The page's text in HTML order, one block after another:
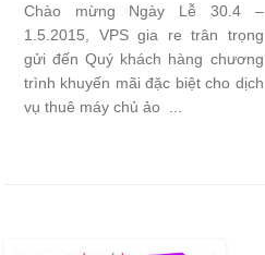
Chào mừng Ngày Lễ 30.4 –
1.5.2015, VPS gia re trân trọng
gửi đến Quý khách hàng chương
trình khuyến mãi đặc biệt cho dịch
vụ thuê máy chủ ảo ...